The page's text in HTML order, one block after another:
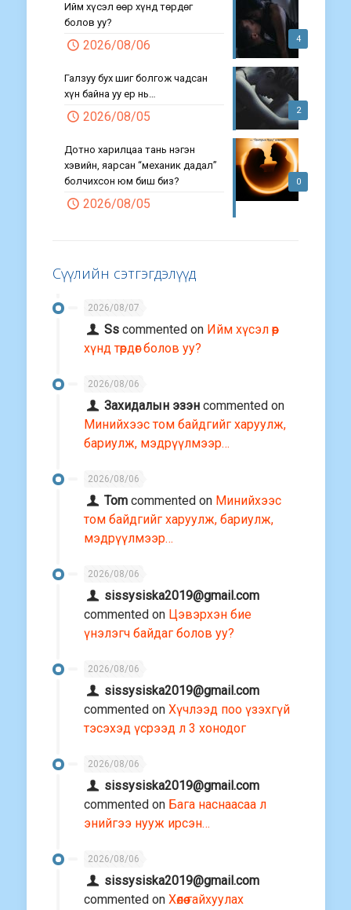
4
Ийм хүсэл өөр хүнд төрдөг
болов уу?
2026/08/06
2
Галзуу бух шиг болгож чадсан
хүн байна уу ер нь…
2026/08/05
0
Дотно харилцаа тань нэгэн
хэвийн, яарсан “механик дадал”
болчихсон юм биш биз?
2026/08/05
Сүүлийн сэтгэгдэлүүд
2026/08/07
Ss commented on Ийм хүсэл өөр
хүнд төрдөг болов уу?
2026/08/06
Захидалын эзэн commented on
Минийхээс том байдгийг харуулж,
бариулж, мэдрүүлмээр…
2026/08/06
Tom commented on Минийхээс
том байдгийг харуулж, бариулж,
мэдрүүлмээр…
2026/08/06
sissysiska2019@gmail.com
commented on Цэвэрхэн бие
үнэлэгч байдаг болов уу?
2026/08/06
sissysiska2019@gmail.com
commented on Хүчлээд поо үзэхгүй
тэсэхэд үсрээд л 3 хонодог
2026/08/06
sissysiska2019@gmail.com
commented on Бага наснаасаа л
энийгээ нууж ирсэн…
2026/08/06
sissysiska2019@gmail.com
commented on Хөлөө гайхуулах